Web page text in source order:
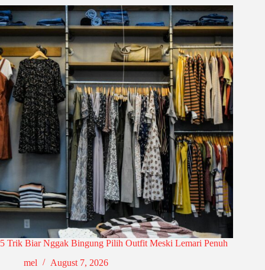
5 Trik Biar Nggak Bingung Pilih Outfit Meski Lemari Penuh
mel
August 7, 2026